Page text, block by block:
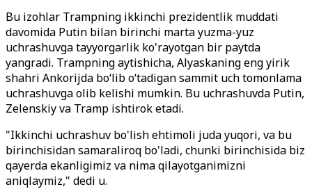
Bu izohlar Trampning ikkinchi prezidentlik muddati
davomida Putin bilan birinchi marta yuzma-yuz
uchrashuvga tayyorgarlik ko'rayotgan bir paytda
yangradi. Trampning aytishicha, Alyaskaning eng yirik
shahri Ankorijda bo‘lib o‘tadigan sammit uch tomonlama
uchrashuvga olib kelishi mumkin. Bu uchrashuvda Putin,
Zelenskiy va Tramp ishtirok etadi.
"Ikkinchi uchrashuv bo'lish ehtimoli juda yuqori, va bu
birinchisidan samaraliroq bo'ladi, chunki birinchisida biz
qayerda ekanligimiz va nima qilayotganimizni
aniqlaymiz," dedi u.